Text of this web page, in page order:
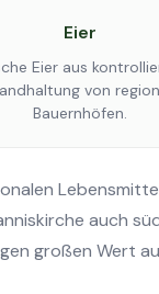
Eier
Eier aus
von
Bauernhöfen.
auch
großen Wert